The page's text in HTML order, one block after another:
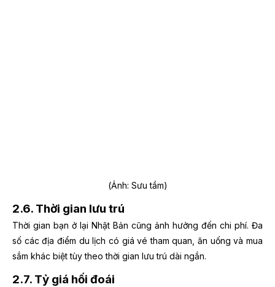
(Ảnh: Sưu tầm)
2.6. Thời gian lưu trú
Thời gian bạn ở lại Nhật Bản cũng ảnh hưởng đến chi phí. Đa
số các địa điểm du lịch có giá vé tham quan, ăn uống và mua
sắm khác biệt tùy theo thời gian lưu trú dài ngắn.
2.7. Tỷ giá hối đoái